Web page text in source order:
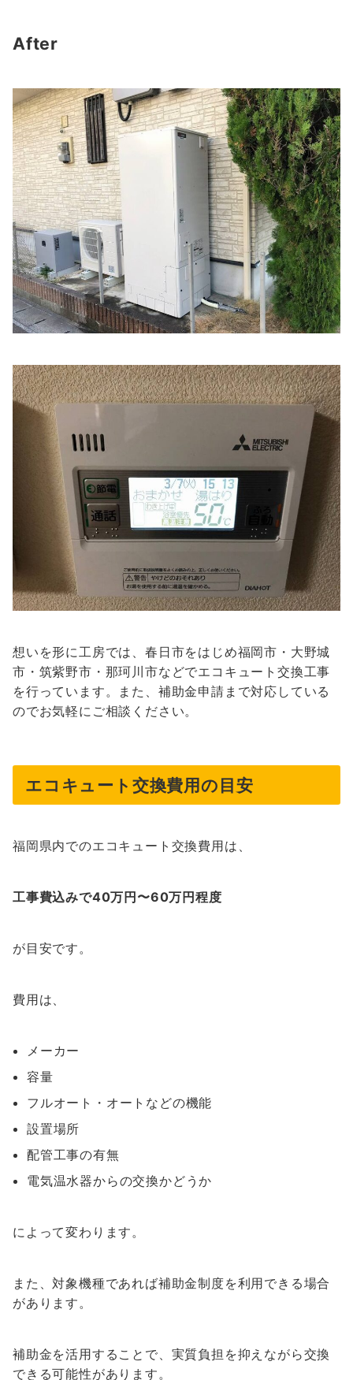
After
想いを形に工房では、春日市をはじめ福岡市・大野城
市・筑紫野市・那珂川市などでエコキュート交換工事
を行っています。また、補助金申請まで対応している
のでお気軽にご相談ください。
エコキュート交換費用の目安
福岡県内でのエコキュート交換費用は、
工事費込みで40万円〜60万円程度
が目安です。
費用は、
メーカー
容量
フルオート・オートなどの機能
設置場所
配管工事の有無
電気温水器からの交換かどうか
によって変わります。
また、対象機種であれば補助金制度を利用できる場合
があります。
補助金を活用することで、実質負担を抑えながら交換
できる可能性があります。